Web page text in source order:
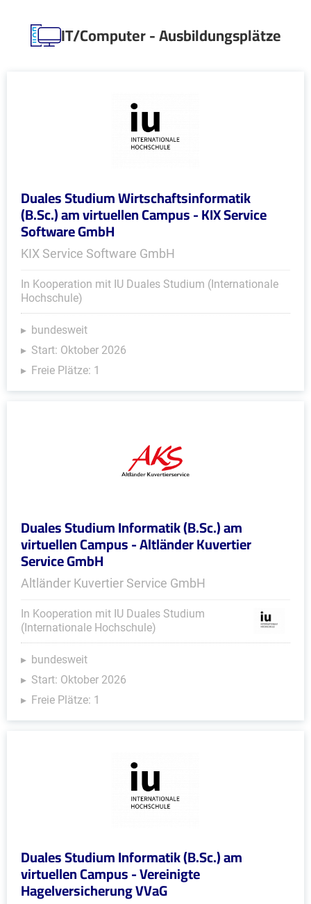
IT/Computer - Ausbildungsplätze
Duales Studium Wirtschaftsinformatik
(B.Sc.) am virtuellen Campus - KIX Service
Software GmbH
KIX Service Software GmbH
In Kooperation mit IU Duales Studium (Internationale
Hochschule)
bundesweit
Start: Oktober 2026
Freie Plätze: 1
Duales Studium Informatik (B.Sc.) am
virtuellen Campus - Altländer Kuvertier
Service GmbH
Altländer Kuvertier Service GmbH
In Kooperation mit IU Duales Studium
(Internationale Hochschule)
bundesweit
Start: Oktober 2026
Freie Plätze: 1
Duales Studium Informatik (B.Sc.) am
virtuellen Campus - Vereinigte
Hagelversicherung VVaG